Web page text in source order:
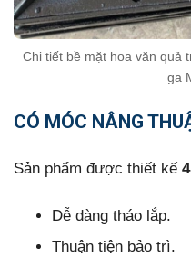
Chi tiết bề mặt hoa văn quả
ga
CÓ MÓC NÂNG
Sản phẩm được thiết kế
Dễ dàng tháo lắp.
Thuận tiện bảo trì.